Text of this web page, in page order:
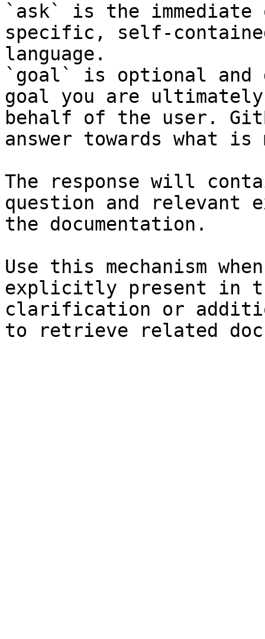
`ask` is the
specific, self-
language.
`goal` is optional and
goal you are
behalf of the user.
answer towards what
The response will
question and relevant
the documentation.
Use this mechanism
explicitly present in
clarification or